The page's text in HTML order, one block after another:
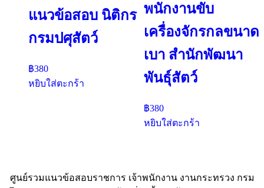
แนวข้อสอบ นิติกร
กรมปศุสัตว์
฿380
หยิบใส่ตะกร้า
พนักงานขับ
เครื่องจักรกลขนาด
เบา สำนักพัฒนา
พันธุ์สัตว์
฿380
หยิบใส่ตะกร้า
ศูนย์รวมแนวข้อสอบราชการ เจ้าพนักงาน งานกระทรวง กรม